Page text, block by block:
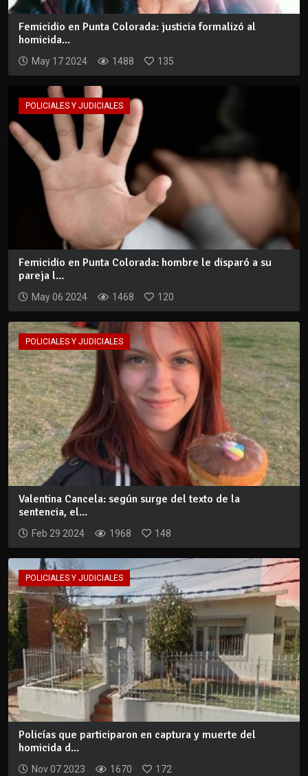
Femicidio en Punta Colorada: justicia formalizó al
homicida...
May 17 2024 1488 135
POLICIALES Y JUDICIALES
Femicidio en Punta Colorada: hombre le disparó a su
pareja l...
May 06 2024 1468 120
POLICIALES Y JUDICIALES
Valentina Cancela: según surge del texto de la
sentencia, el...
Feb 29 2024 1968 148
POLICIALES Y JUDICIALES
Policías que participaron en captura y muerte del
homicida d...
Nov 07 2023 1670 172